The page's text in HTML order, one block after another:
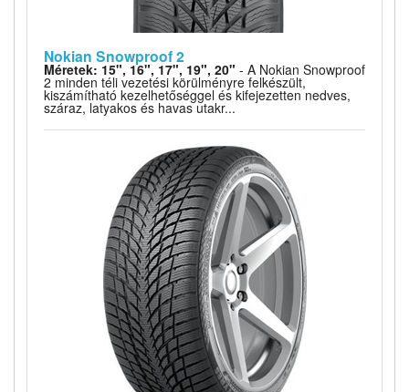
Nokian Snowproof 2
Méretek: 15", 16", 17", 19", 20" - A Nokian Snowproof
2 minden téli vezetési körülményre felkészült,
kiszámítható kezelhetőséggel és kifejezetten nedves,
száraz, latyakos és havas utakr...